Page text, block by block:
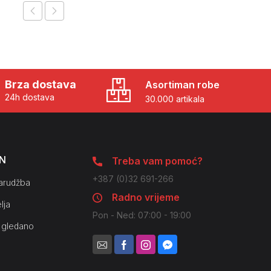
Brza dostava
24h dostava
Asortiman robe
30.000 artikala
Treba vam pomoć?
+387 (0)32 691-266
Radno vrijeme
Pon - Ned: 07:00 - 19:00